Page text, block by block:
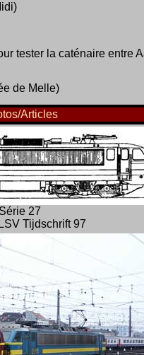
tester la caténaire entre
de Melle)
Articles
Série 27
Tijdschrift 97